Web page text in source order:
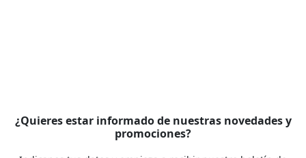
¿Quieres estar informado de nuestras novedades y
promociones?